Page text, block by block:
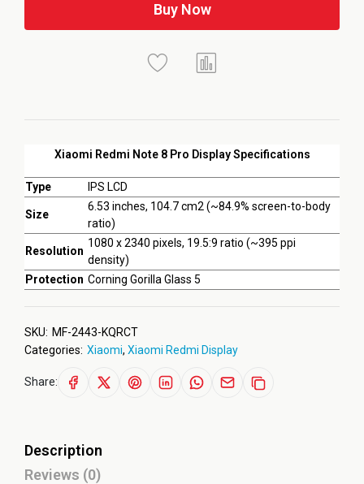
Xiaomi Redmi Note 8 Pro Display Specifications
Type IPS LCD
Size
6.53 inches, 104.7 cm2 (~84.9% screen-to-body
ratio)
Resolution
1080 x 2340 pixels, 19.5:9 ratio (~395 ppi
density)
Protection Corning Gorilla Glass 5
Buy Now
SKU: MF-2443-KQRCT
Categories: Xiaomi, Xiaomi Redmi Display
Share:
Description
Reviews (0)